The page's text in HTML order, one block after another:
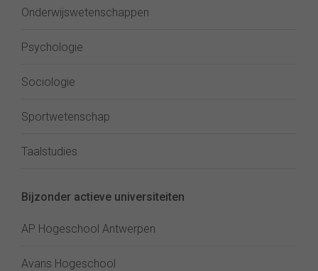
Onderwijswetenschappen
Psychologie
Sociologie
Sportwetenschap
Taalstudies
Bijzonder actieve universiteiten
AP Hogeschool Antwerpen
Avans Hogeschool